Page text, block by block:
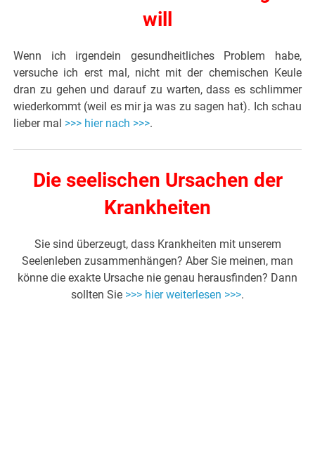
will
Wenn ich irgendein gesundheitliches Problem habe,
versuche ich erst mal, nicht mit der chemischen Keule
dran zu gehen und darauf zu warten, dass es schlimmer
wiederkommt (weil es mir ja was zu sagen hat). Ich schau
lieber mal >>> hier nach >>>.
Die seelischen Ursachen der
Krankheiten
Sie sind überzeugt, dass Krankheiten mit unserem
Seelenleben zusammenhängen? Aber Sie meinen, man
könne die exakte Ursache nie genau herausfinden? Dann
sollten Sie >>> hier weiterlesen >>>.